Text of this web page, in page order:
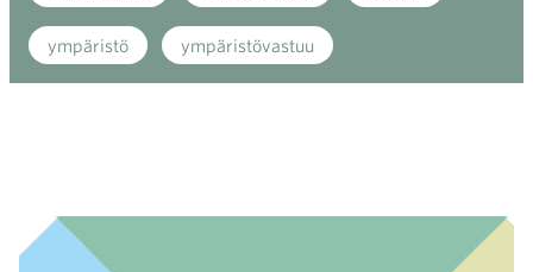
ympäristö ympäristövastuu